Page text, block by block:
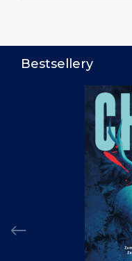
Bestsellery